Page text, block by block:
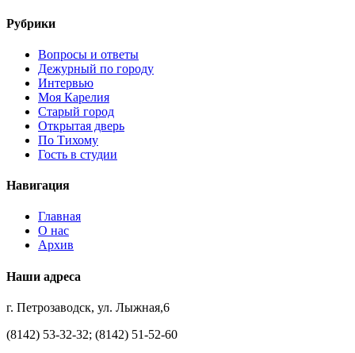
Рубрики
Вопросы и ответы
Дежурный по городу
Интервью
Моя Карелия
Старый город
Открытая дверь
По Тихому
Гость в студии
Навигация
Главная
О нас
Архив
Наши адреса
г. Петрозаводск, ул. Лыжная,6
(8142) 53-32-32; (8142) 51-52-60